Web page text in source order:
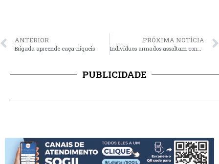
ANTERIOR
Brigada apreende caça-níqueis
PRÓXIMA NOTÍCIA
Indivíduos armados assaltam condutor de veículo e roubam seu carro em Monjolo
PUBLICIDADE